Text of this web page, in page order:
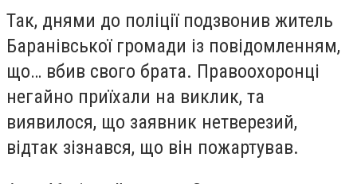
Так, днями до поліції подзвонив житель
Баранівської громади із повідомленням,
що… вбив свого брата. Правоохоронці
негайно приїхали на виклик, та
виявилося, що заявник нетверезий,
відтак зізнався, що він пожартував.